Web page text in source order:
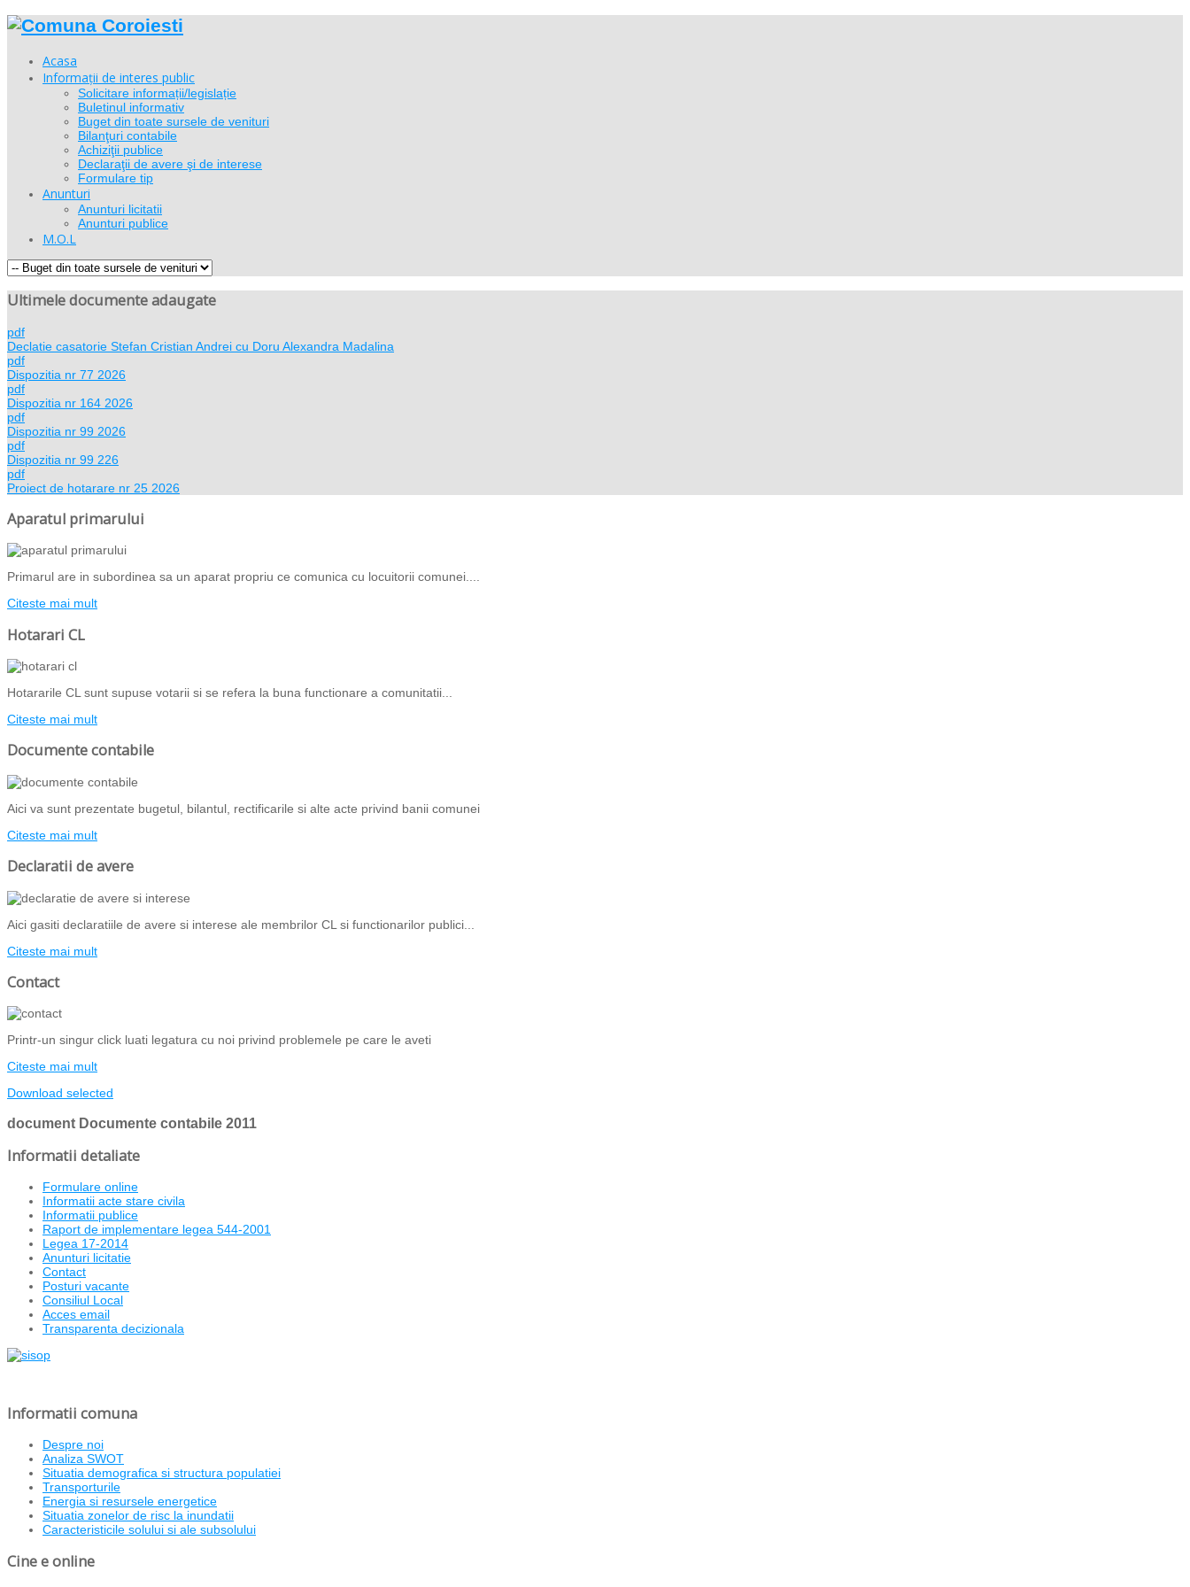
Acasa
Informații de interes public
Solicitare informații/legislație
Buletinul informativ
Buget din toate sursele de venituri
Bilanţuri contabile
Achiziţii publice
Declaraţii de avere şi de interese
Formulare tip
Anunturi
Anunturi licitatii
Anunturi publice
M.O.L
Ultimele documente adaugate
pdf
Declatie casatorie Stefan Cristian Andrei cu Doru Alexandra Madalina
pdf
Dispozitia nr 77 2026
pdf
Dispozitia nr 164 2026
pdf
Dispozitia nr 99 2026
pdf
Dispozitia nr 99 226
pdf
Proiect de hotarare nr 25 2026
Aparatul primarului
Primarul are in subordinea sa un aparat propriu ce comunica cu locuitorii comunei....
Citeste mai mult
Hotarari CL
Hotararile CL sunt supuse votarii si se refera la buna functionare a comunitatii...
Citeste mai mult
Documente contabile
Aici va sunt prezentate bugetul, bilantul, rectificarile si alte acte privind banii comunei
Citeste mai mult
Declaratii de avere
Aici gasiti declaratiile de avere si interese ale membrilor CL si functionarilor publici...
Citeste mai mult
Contact
Printr-un singur click luati legatura cu noi privind problemele pe care le aveti
Citeste mai mult
Download selected
document Documente contabile 2011
Informatii detaliate
Formulare online
Informatii acte stare civila
Informatii publice
Raport de implementare legea 544-2001
Legea 17-2014
Anunturi licitatie
Contact
Posturi vacante
Consiliul Local
Acces email
Transparenta decizionala
Informatii comuna
Despre noi
Analiza SWOT
Situatia demografica si structura populatiei
Transporturile
Energia si resursele energetice
Situatia zonelor de risc la inundatii
Caracteristicile solului si ale subsolului
Cine e online